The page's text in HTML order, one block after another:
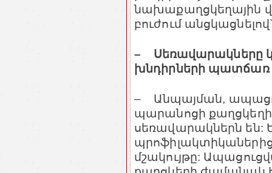
նախաքաղցկեղային
բուժում
– Սեռավարակները
խնդիրների պատճառ
– Անպայման,
պարանոցի
սեռավարակներն են:
մշակույթը: